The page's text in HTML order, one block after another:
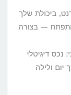
ביכולת שלך
— בצורה
נכס דיגיטלי
ולילה